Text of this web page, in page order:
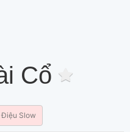
Cổ
Điệu Slow